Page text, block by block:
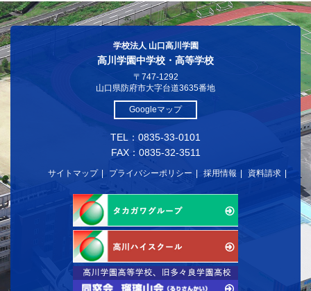
学校法人 山口高川学園
高川学園中学校・高等学校
〒747-1292
山口県防府市大字台道3635番地
Googleマップ
TEL：0835-33-0101
FAX：0835-32-3511
サイトマップ プライバシーポリシー 採用情報 資料請求